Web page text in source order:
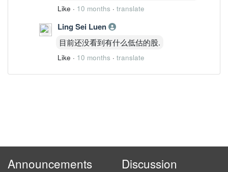
Like · 10 months · translate
Ling Sei Luen
目前还没看到有什么低估的股.
Like · 10 months · translate
Announcements Discussion